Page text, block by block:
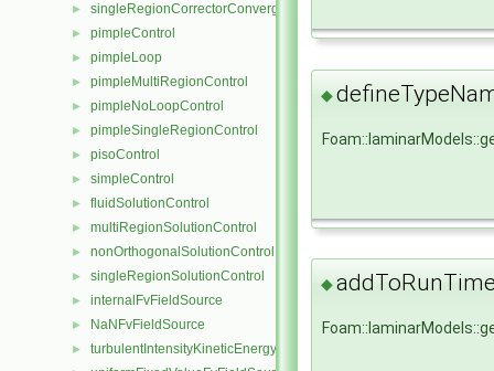
► singleRegionCorrectorConvergenceControl
► pimpleControl
► pimpleLoop
► pimpleMultiRegionControl
► pimpleNoLoopControl
► pimpleSingleRegionControl
► pisoControl
► simpleControl
► fluidSolutionControl
► multiRegionSolutionControl
► nonOrthogonalSolutionControl
► singleRegionSolutionControl
► internalFvFieldSource
► NaNFvFieldSource
► turbulentIntensityKineticEnergyFvScalarFieldSource
◆
◆